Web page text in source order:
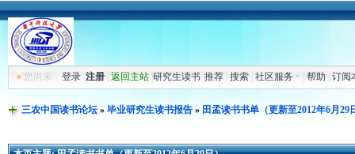
»您尚未 登录 注册| 返回主站| 研究生读书| 推荐| 搜索| 社区服务 帮助 订阅
三农中国读书论坛» 毕业研究生读书报告» 田孟读书书单（更新至2012年6月29